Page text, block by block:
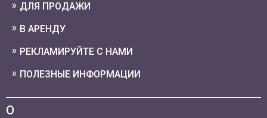
ДЛЯ ПРОДАЖИ
В АРЕНДУ
РЕКЛАМИРУЙТЕ С НАМИ
ПОЛЕЗНЫЕ ИНФОРМАЦИИ
О